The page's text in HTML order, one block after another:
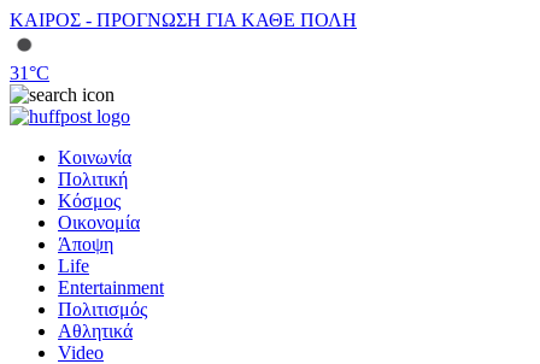
ΚΑΙΡΟΣ - ΠΡΟΓΝΩΣΗ ΓΙΑ ΚΑΘΕ ΠΟΛΗ
31°C
Κοινωνία
Πολιτική
Κόσμος
Οικονομία
Άποψη
Life
Entertainment
Πολιτισμός
Αθλητικά
Video